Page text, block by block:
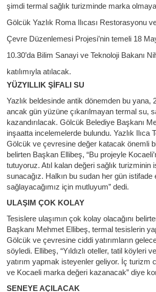
şimdi termal sağlık turizminde marka olmaya
Gölcük Yazlık Roma Ilıcası Restorasyonu
Çevre Düzenlemesi Projesi’nin temeli 18
10.30’da Bilim Sanayi ve Teknoloji Bakanı
katılımıyla atılacak.
YÜZYILLIK ŞİFALI SU
Yazlık beldesinde antik dönemden bu yana,
ancak gün yüzüne çıkarılmayan termal su,
kazandırılacak. Gölcük Belediye Başkanı
inşaatta incelemelerde bulundu. Yazlık Ilıca
Gölcük ve çevresine değer katacak önemli
belirten Başkan Ellibeş, “Bu projeyle
tutuyoruz. Atıl kalan değeri sağlık turizminin
sunacağız. Halkın bu sudan her gün istifade
sağlayacağımız için mutluyum” dedi.
ULAŞIM ÇOK KOLAY
Tesislere ulaşımın çok kolay olacağını
Başkanı Mehmet Ellibeş, termal tesislerin
Gölcük ve çevresine ciddi yatırımların
söyledi. Ellibeş, “Yıldızlı oteller, tatil köyleri
yatırım yapmak isteyenler geliyor. İç turizm
ve Kocaeli marka değeri kazanacak” diye
SENEYE AÇILACAK